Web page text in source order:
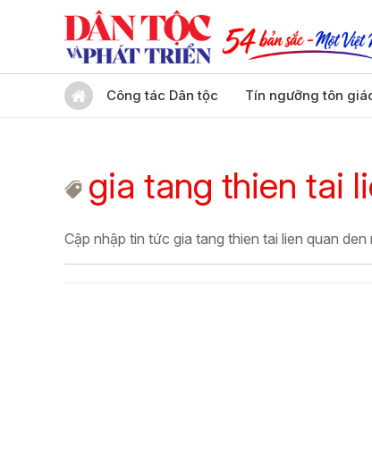
Công tác Dân tộc Tín ngưỡng tôn
gia tang thien tai
Cập nhập tin tức gia tang thien tai lien quan den